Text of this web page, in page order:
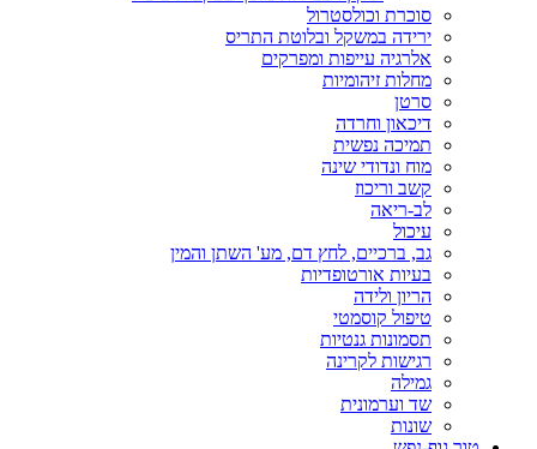
סוכרת וכולסטרול
ירידה במשקל ובלוטת התריס
אלרגיה עייפות ומפרקים
מחלות זיהומיות
סרטן
דיכאון וחרדה
תמיכה נפשית
מוח ונדודי שינה
קשב וריכוז
לב-ריאה
עיכול
גב, ברכיים, לחץ דם, מע' השתן והמין
בעיות אורטופדיות
הריון ולידה
טיפול קוסמטי
תסמונות גנטיות
רגישות לקרינה
גמילה
שד וערמונית
שונות